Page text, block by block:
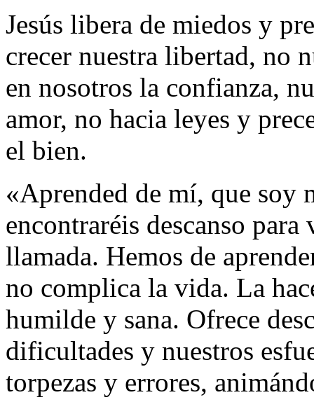
Jesús libera de miedos y
crecer nuestra libertad, no
en nosotros la confianza,
amor, no hacia leyes y
el bien.
«Aprended de mí, que soy
encontraréis descanso para
llamada. Hemos de
no complica la vida. La
humilde y sana. Ofrece
dificultades y nuestros
torpezas y errores,